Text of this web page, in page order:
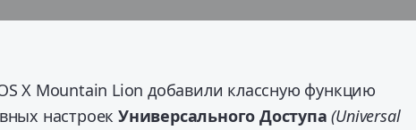
X Mountain Lion добавили классную функцию
настроек Универсального Доступа (Universal